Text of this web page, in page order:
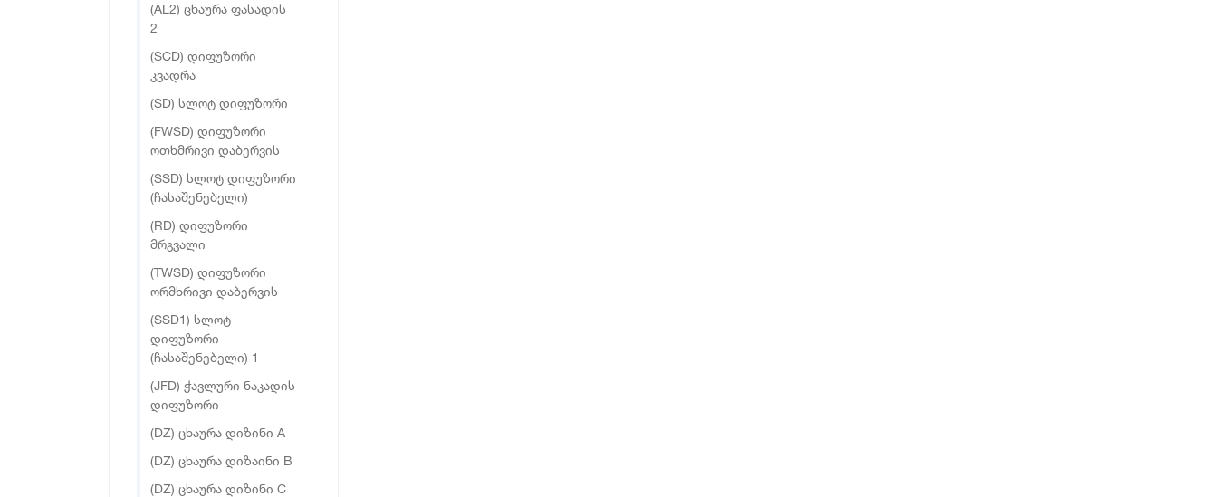
(AL2) ცხაურა ფასადის
2
(SCD) დიფუზორი
კვადრა
(SD) სლოტ დიფუზორი
(FWSD) დიფუზორი
ოთხმრივი დაბერვის
(SSD) სლოტ დიფუზორი
(ჩასაშენებელი)
(RD) დიფუზორი
მრგვალი
(TWSD) დიფუზორი
ორმხრივი დაბერვის
(SSD1) სლოტ
დიფუზორი
(ჩასაშენებელი) 1
(JFD) ჭავლური ნაკადის
დიფუზორი
(DZ) ცხაურა დიზინი A
(DZ) ცხაურა დიზაინი B
(DZ) ცხაურა დიზინი C